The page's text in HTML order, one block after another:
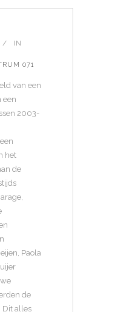
IN
071
van een
een
2003-
het
de
Paola
de
Dit alles